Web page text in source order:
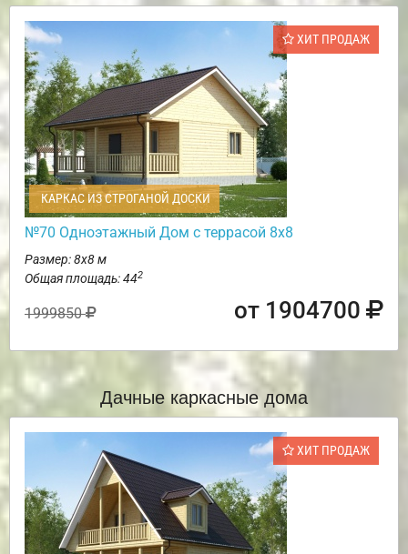
ХИТ ПРОДАЖ
КАРКАС ИЗ СТРОГАНОЙ ДОСКИ
№70 Одноэтажный Дом с террасой 8х8
Размер: 8х8 м
Общая площадь: 442
1999850 от 1904700
Дачные каркасные дома
ХИТ ПРОДАЖ